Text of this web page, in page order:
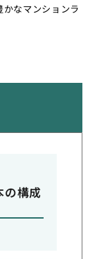
なマンションラ
構成